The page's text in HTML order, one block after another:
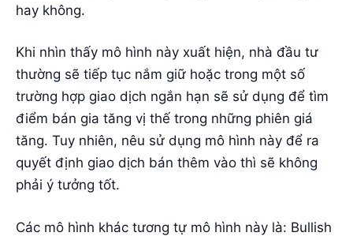
hay không.
Khi nhìn thấy mô hình này xuất hiện, nhà đầu tư
thường sẽ tiếp tục nắm giữ hoặc trong một số
trường hợp giao dịch ngắn hạn sẽ sử dụng để tìm
điểm bán gia tăng vị thế trong những phiên giá
tăng. Tuy nhiên, nêu sử dụng mô hình này để ra
quyết định giao dịch bán thêm vào thì sẽ không
phải ý tưởng tốt.
Các mô hình khác tương tự mô hình này là: Bullish